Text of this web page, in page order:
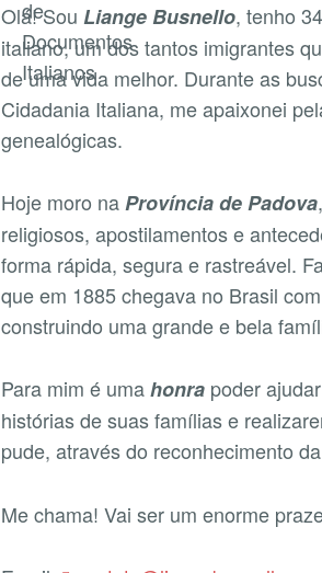
Olá! SouLiange Busnello, tenho
italiano, um dos tantos imigrantes
de uma vida melhor. Durante as
Cidadania Italiana, me apaixonei
genealógicas.
Hoje moro na Província de Padova
religiosos, apostilamentos e
forma rápida, segura e rastreável.
que em 1885 chegava no Brasil
construindo uma grande e bela
Para mim é umahonra poder
histórias de suas famílias e
pude, através do reconhecimento
Me chama! Vai ser um enorme